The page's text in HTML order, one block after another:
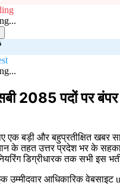
पदों पर बंपर
एक बड़ी और बहुप्रतीक्षित
के तहत उत्तर प्रदेश भर के
डिग्रीधारक तक सभी इस
आधिकारिक